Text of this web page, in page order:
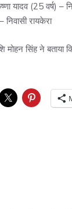
यादव (25 वर्ष) –
रायकेरा
सिंह ने बताया